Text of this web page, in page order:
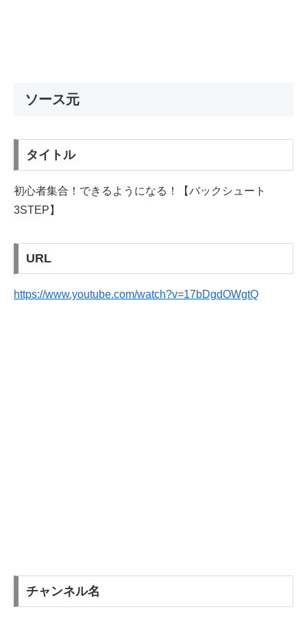
ソース元
タイトル
初心者集合！できるようになる！【バックシュート
3STEP】
URL
https://www.youtube.com/watch?v=17bDgdOWgtQ
チャンネル名